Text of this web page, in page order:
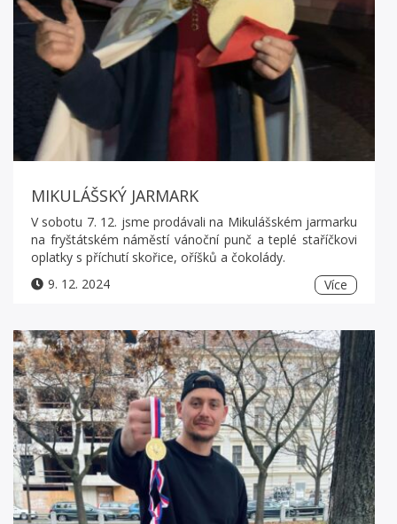
MIKULÁŠSKÝ JARMARK
V sobotu 7. 12. jsme prodávali na Mikulášském jarmarku
na fryštátském náměstí vánoční punč a teplé staříčkovi
oplatky s příchutí skořice, oříšků a čokolády.
9. 12. 2024
Více